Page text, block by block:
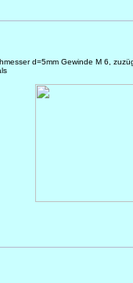
d=5mm Gewinde M 6,